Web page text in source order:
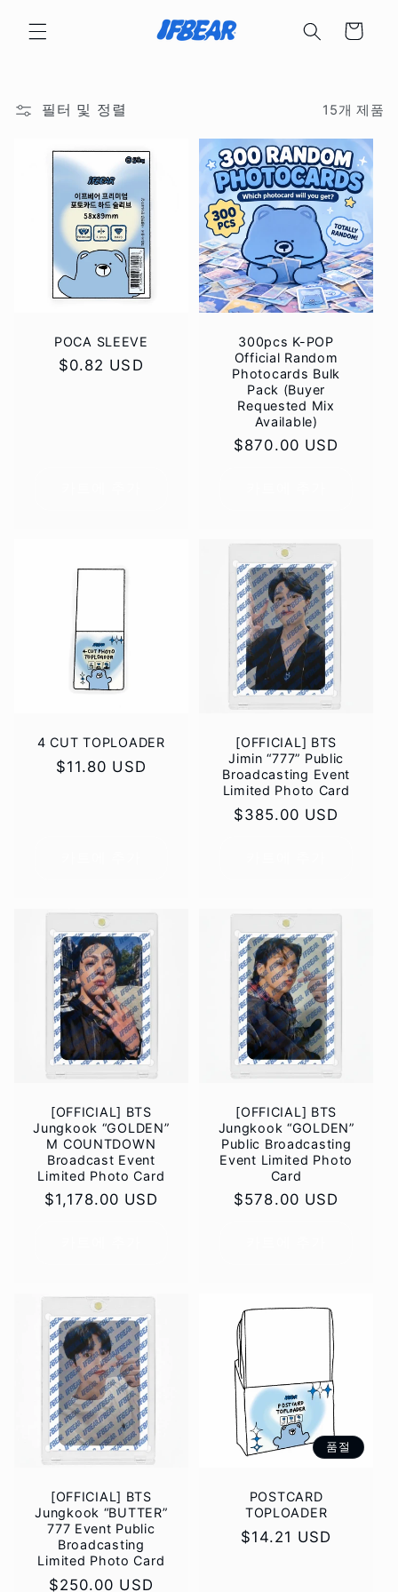
로 건너
뛰기
카
트
필터 및 정렬 15개 제품
POCA SLEEVE
정
$0.82 USD
300pcs K-POP
Official Random
Photocards Bulk
Pack (Buyer
Requested Mix
Available)
정
$870.00 USD
4 CUT TOPLOADER
정
$11.80 USD
[OFFICIAL] BTS
Jimin “777” Public
Broadcasting Event
Limited Photo Card
정
$385.00 USD
[OFFICIAL] BTS
Jungkook “GOLDEN”
M COUNTDOWN
Broadcast Event
Limited Photo Card
정
$1,178.00 USD
[OFFICIAL] BTS
Jungkook “GOLDEN”
Public Broadcasting
Event Limited Photo
Card
정
$578.00 USD
[OFFICIAL] BTS
Jungkook “BUTTER”
777 Event Public
Broadcasting
Limited Photo Card
정
$250.00 USD
품절
POSTCARD
TOPLOADER
정
$14.21 USD